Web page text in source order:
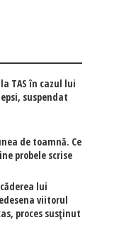
TAS în cazul lui
suspendat
de toamnă. Ce
probele scrise
lui
viitorul
proces susținut